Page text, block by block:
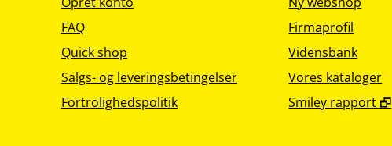
FAQ
Quick shop
Salgs- og leveringsbetingelser
Fortrolighedspolitik
Firmaprofil
Vidensbank
Vores kataloger
Smiley rapport 🗗